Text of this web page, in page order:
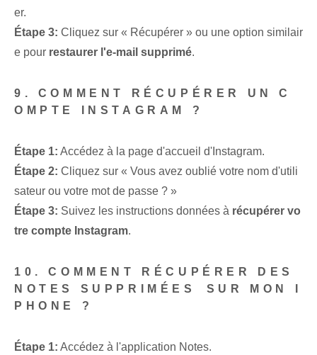
er.
Étape 3: Cliquez sur « Récupérer » ou une option similair
e​ pour restaurer‌ l'e-mail supprimé.
9. COMMENT RÉCUPÉRER UN C
OMPTE INSTAGRAM ?
Étape 1: Accédez à la page d'accueil d'Instagram.
Étape 2: Cliquez sur « Vous avez oublié votre nom d'utili
sateur ou votre mot de passe ? »
Étape 3: Suivez les instructions données à récupérer vo
tre compte Instagram.
10. COMMENT RÉCUPÉRER DES
NOTES SUPPRIMÉES⁤ SUR MON I
PHONE ?
Étape 1: Accédez à l'application Notes.